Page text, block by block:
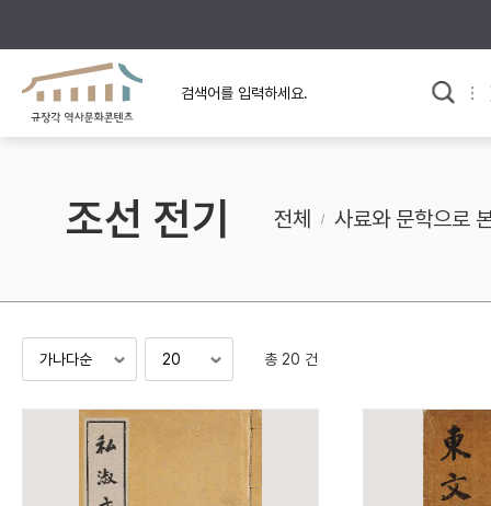
규장각의 어제와 오늘
규장각 소개영상
사료와 문학으로 본
고대
조선 후기
검색 연산자 사용안내
조선 전기 전체 사료와 문학으로
총 20 건